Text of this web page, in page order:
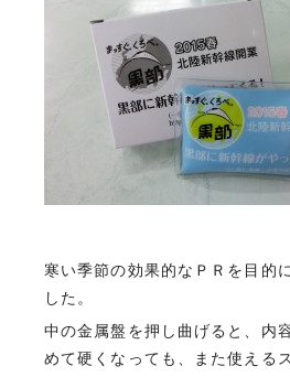
寒い季節の効果的なＰＲを目的
した。
中の金属盤を押し曲げると、内
めて硬くなっても、また使える